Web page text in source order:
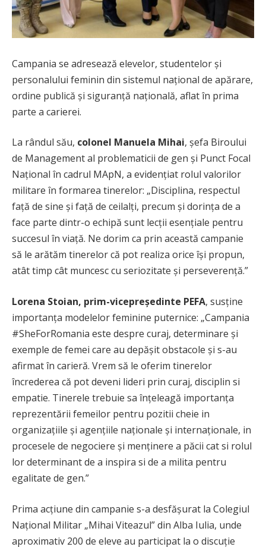
Campania se adresează elevelor, studentelor și
personalului feminin din sistemul național de apărare,
ordine publică și siguranță națională, aflat în prima
parte a carierei.
La rândul său, colonel Manuela Mihai, șefa Biroului
de Management al problematicii de gen și Punct Focal
Național în cadrul MApN, a evidențiat rolul valorilor
militare în formarea tinerelor: „Disciplina, respectul
față de sine și față de ceilalți, precum și dorința de a
face parte dintr-o echipă sunt lecții esențiale pentru
succesul în viață. Ne dorim ca prin această campanie
să le arătăm tinerelor că pot realiza orice își propun,
atât timp cât muncesc cu seriozitate și perseverență.”
Lorena Stoian, prim-vicepreședinte PEFA, susține
importanța modelelor feminine puternice: „Campania
#SheForRomania este despre curaj, determinare și
exemple de femei care au depășit obstacole și s-au
afirmat în carieră. Vrem să le oferim tinerelor
încrederea că pot deveni lideri prin curaj, disciplin si
empatie. Tinerele trebuie sa înțeleagă importanța
reprezentării femeilor pentru pozitii cheie in
organizațiile și agențiile naționale și internaționale, in
procesele de negociere și menținere a păcii cat si rolul
lor determinant de a inspira si de a milita pentru
egalitate de gen.”
Prima acțiune din campanie s-a desfășurat la Colegiul
Național Militar „Mihai Viteazul” din Alba Iulia, unde
aproximativ 200 de eleve au participat la o discuție